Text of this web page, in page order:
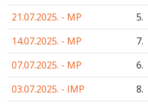
21.07.2025. - MP
5.
14.07.2025. - MP
7.
07.07.2025. - MP
6.
03.07.2025. - IMP
8.